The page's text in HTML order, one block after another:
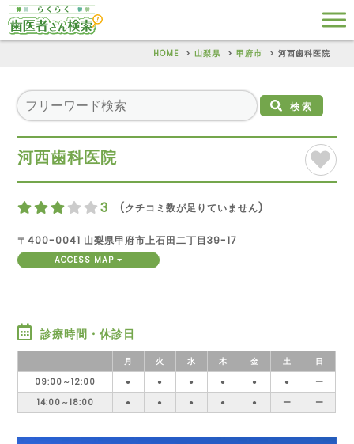
HOME 山梨県 甲府市 河西歯科医院
検索
河西歯科医院
3 (クチコミ数が足りていません)
〒400-0041 山梨県甲府市上石田二丁目39-17
ACCESS MAP
診療時間・休診日
月 火 水 木 金 土
日
09:00～12:00
● ● ● ● ● ●
ー
14:00～18:00
● ● ● ● ● ー ー